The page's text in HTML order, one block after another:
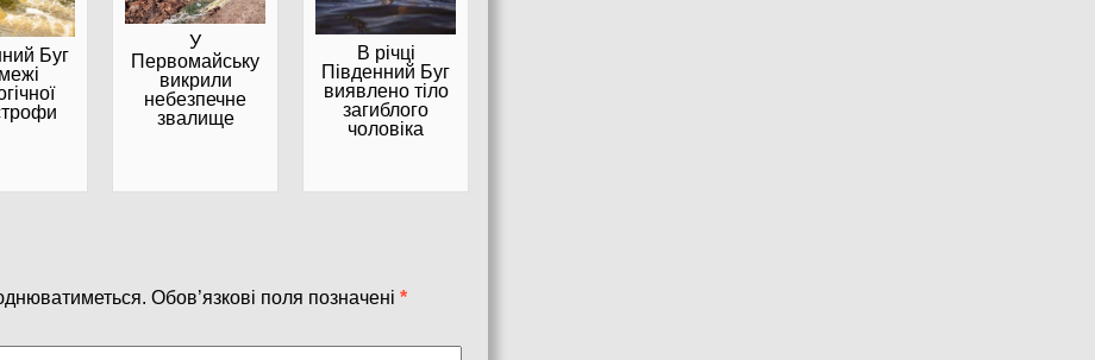
Буг
У
Первомайську
викрили
небезпечне
звалище
В річці
Південний Буг
виявлено тіло
загиблого
чоловіка
Обов’язкові поля позначені *